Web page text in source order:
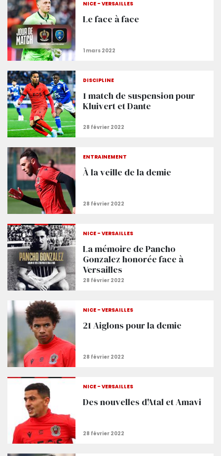
NICE - VERSAILLES
Le face à face
DISCIPLINE
1 match de suspension pour
Kluivert et Dante
ENTRAÎNEMENT
À la veille de la demie
NICE - VERSAILLES
La mémoire de Pancho
Gonzalez honorée face à
Versailles
NICE - VERSAILLES
21 Aiglons pour la demie
NICE - VERSAILLES
Des nouvelles d'Atal et Amavi